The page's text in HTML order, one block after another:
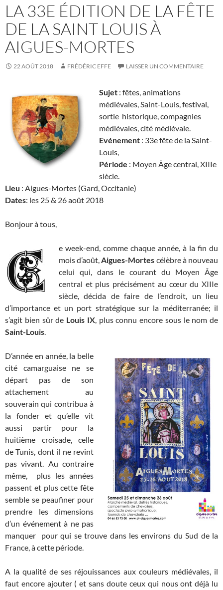
LA 33E ÉDITION DE LA FÊTE
DE LA SAINT LOUIS À
AIGUES-MORTES
22 AOÛT 2018 FRÉDÉRIC EFFE LAISSER UN COMMENTAIRE
Sujet : fêtes, animations
médiévales, Saint-Louis, festival,
sortie historique, compagnies
médiévales, cité médiévale.
Evénement : 33e fête de la Saint-
Louis,
Période : Moyen Âge central, XIIIe
siècle.
Lieu : Aigues-Mortes (Gard, Occitanie)
Dates: les 25 & 26 août 2018
Bonjour à tous,
e week-end, comme chaque année, à la fin du
mois d’août,Aigues-Mortes célèbre à nouveau
celui qui, dans le courant du Moyen Âge
central et plus précisément au cœur du XIIIe
siècle, décida de faire de l’endroit, un lieu
d’importance et un port stratégique sur la méditerranée; il
s’agit bien sûr de Louis IX, plus connu encore sous le nom de
Saint-Louis.
D’année en année, la belle
cité camarguaise ne se
départ pas de son
attachement au
souverain qui contribua à
la fonder et qu’elle vit
aussi partir pour la
huitième croisade, celle
de Tunis, dont il ne revint
pas vivant. Au contraire
même, plus les années
passent et plus cette fête
semble se peaufiner pour
prendre les dimensions
d’un événement à ne pas
manquer pour qui se trouve dans les environs du Sud de la
France, à cette période.
A la qualité de ses réjouissances aux couleurs médiévales, il
faut encore ajouter ( et sans doute ceux qui nous ont déjà lu